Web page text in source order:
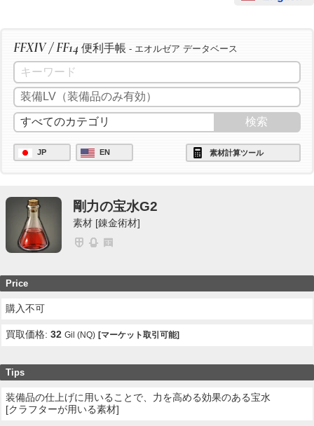
FFXIV / FF14 便利手帳 - エオルゼア データベース
JP EN 素材計算ツール
剛力の宝水G2
素材 [錬金術材]
Price
購入不可
買取価格:32 Gil (NQ) [マーケット取引可能]
Tips
装備品の仕上げに用いることで、力を高める効果のある宝水
[クラフターが用いる素材]